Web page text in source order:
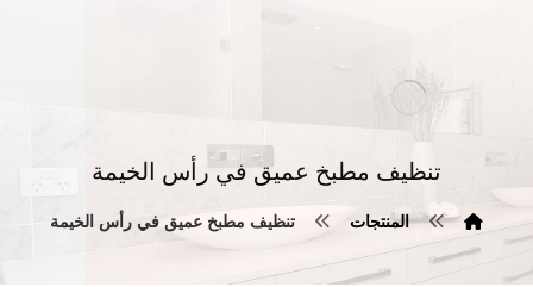
تنظيف مطبخ عميق في رأس الخيمة
المنتجات تنظيف مطبخ عميق في رأس الخيمة